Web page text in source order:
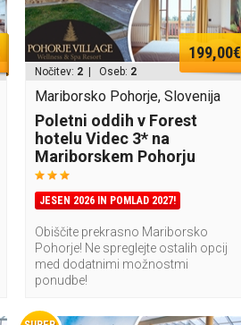
199,00€
Nočitev: 2 | Oseb: 2
Mariborsko Pohorje, Slovenija
Poletni oddih v Forest
hotelu Videc 3* na
Mariborskem Pohorju
JESEN 2026 IN POMLAD 2027!
Obiščite prekrasno Mariborsko
Pohorje! Ne spreglejte ostalih opcij
med dodatnimi možnostmi
ponudbe!